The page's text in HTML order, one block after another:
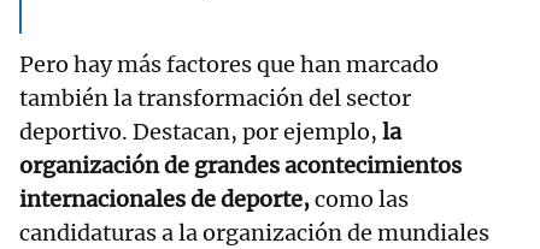
Pero hay más factores que han marcado
también la transformación del sector
deportivo. Destacan, por ejemplo, la
organización de grandes acontecimientos
internacionales de deporte,como las
candidaturas a la organización de mundiales